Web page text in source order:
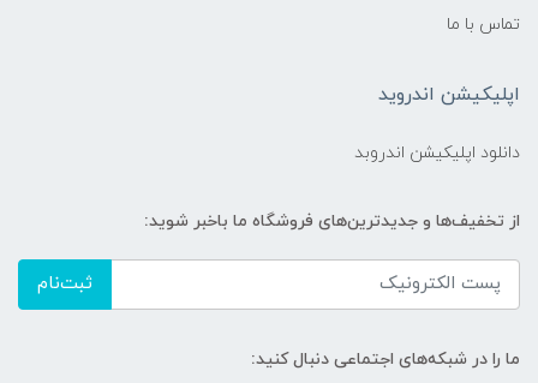
تماس با ما
اپلیکیشن اندروید
دانلود اپلیکیشن اندروبد
از تخفیف‌ها و جدیدترین‌های فروشگاه ما باخبر شوید:
ثبت‌نام
ما را در شبکه‌های اجتماعی دنبال کنید: